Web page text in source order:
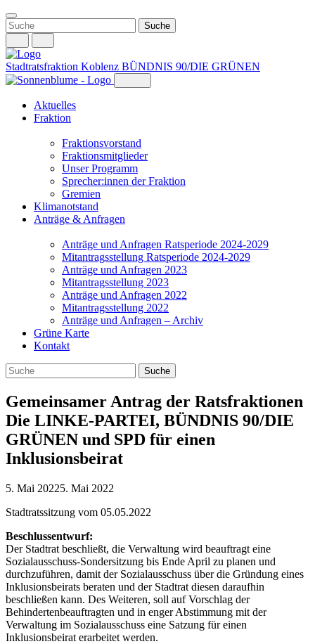
Weiter
zum
Inhalt
Stadtratsfraktion Koblenz BÜNDNIS 90/DIE GRÜNEN
Aktuelles
Fraktion
Fraktionsvorstand
Fraktionsmitglieder
Unser Programm
Sprecher:innen der Fraktion
Gremien
Klimanotstand
Anträge & Anfragen
Anträge und Anfragen Ratsperiode 2024-2029
Mitantragsstellung Ratsperiode 2024-2029
Anträge und Anfragen 2023
Mitantragsstellung 2023
Anträge und Anfragen 2022
Mitantragsstellung 2022
Anträge und Anfragen – Archiv
Grüne Karte
Kontakt
Gemeinsamer Antrag der Ratsfraktionen
Die LINKE-PARTEI, BÜNDNIS 90/DIE
GRÜNEN und SPD für einen
Inklusionsbeirat
5. Mai 20225. Mai 2022
Stadtratssitzung vom 05.05.2022
Beschlussentwurf:
Der Stadtrat beschließt, die Verwaltung wird beauftragt eine
Sozialausschuss-Sondersitzung bis Ende April zu planen und
durchzuführen, damit der Sozialausschuss über die Gründung eines
Inklusionsbeirats beraten und der Stadtrat diesen daraufhin
beschließen kann. Des Weiteren, soll auf Vorschlag der
Behindertenbeauftragten und in enger Abstimmung mit der
Verwaltung im Sozialausschuss eine Satzung für einen
Inklusionsbeirat erarbeitet werden.